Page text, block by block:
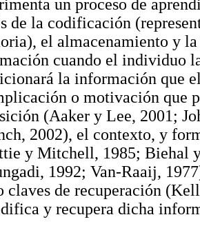
un proceso de
de la codificación
el almacenamiento y
cuando el individuo
la información que
o motivación que
(Aaker y Lee, 2001;
2002), el contexto, y
y Mitchell, 1985; Biehal
1992; Van-Raaij,
claves de recuperación
y recupera dicha